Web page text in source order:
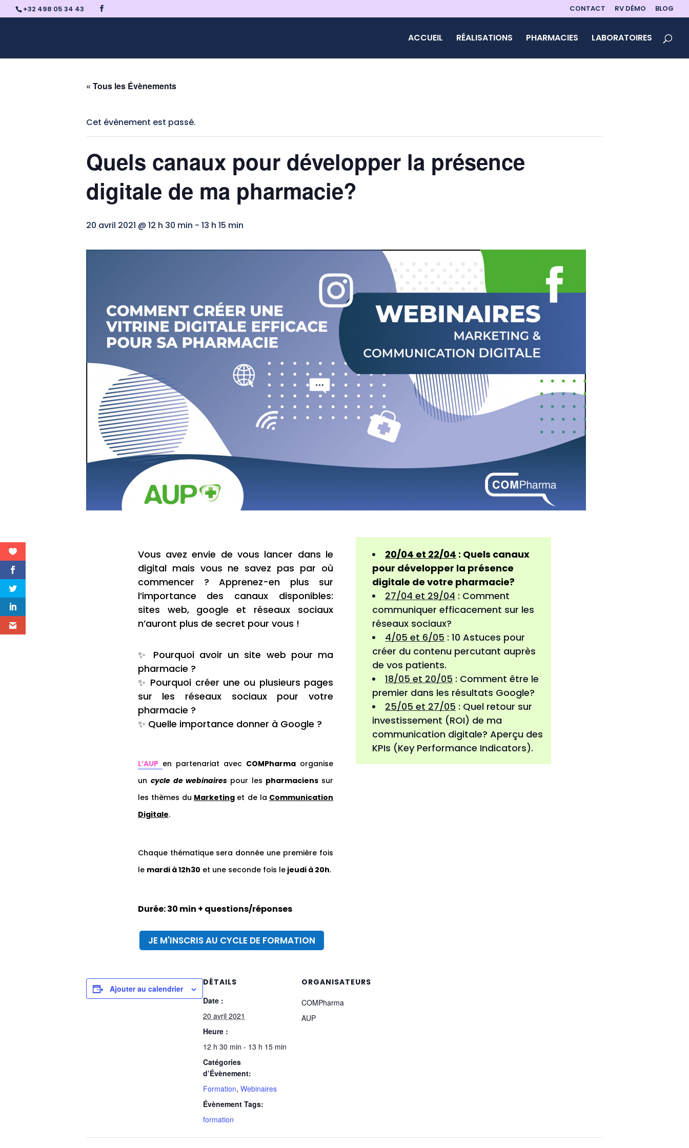
+32 498 05 34 43 CONTACT RV DÉMO BLOG
ACCUEIL RÉALISATIONS PHARMACIES LABORATOIRES
« Tous les Évènements
Cet évènement est passé.
Quels canaux pour développer la présence
digitale de ma pharmacie?
20 avril 2021 @ 12 h 30 min - 13 h 15 min
Vous avez envie de vous lancer dans le
digital mais vous ne savez pas par où
commencer ? Apprenez-en plus sur
l’importance des canaux disponibles:
sites web, google et réseaux sociaux
n’auront plus de secret pour vous !
✨ Pourquoi avoir un site web pour ma
pharmacie ?
✨ Pourquoi créer une ou plusieurs pages
sur les réseaux sociaux pour votre
pharmacie ?
✨ Quelle importance donner à Google ?
L’AUP en partenariat avec COMPharmaorganise
un cycle de webinaires pour les pharmaciens sur
les thèmes du Marketing et de la Communication
Digitale.
Chaque thématique sera donnée une première fois
le mardi à 12h30 et une seconde fois lejeudi à 20h.
Durée: 30 min + questions/réponses
JE M'INSCRIS AU CYCLE DE FORMATION
20/04 et 22/04 : Quels canaux
pour développer la présence
digitale de votre pharmacie?
27/04 et 29/04 : Comment
communiquer efficacement sur les
réseaux sociaux?
4/05 et 6/05 : 10 Astuces pour
créer du contenu percutant auprès
de vos patients.
18/05 et 20/05 : Comment être le
premier dans les résultats Google?
25/05 et 27/05 : Quel retour sur
investissement (ROI) de ma
communication digitale? Aperçu des
KPIs (Key Performance Indicators).
Ajouter au calendrier
DÉTAILS
Date :
20 avril 2021
Heure :
12 h 30 min - 13 h 15 min
Catégories
d’Évènement:
Formation, Webinaires
Évènement Tags:
formation
ORGANISATEURS
COMPharma
AUP